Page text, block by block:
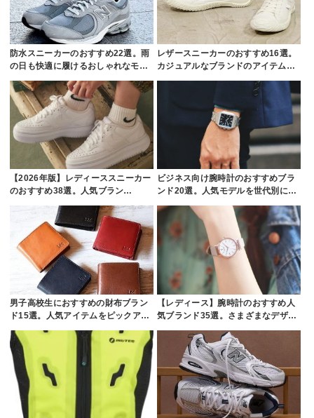
防水スニーカーのおすすめ22選。雨
の日も快適に履けるおしゃれなモ…
レザースニーカーのおすすめ16選。
カジュアルなブランドのアイテム…
【2026年版】レディーススニーカー
のおすすめ38選。人気ブラン…
ビジネス向け腕時計のおすすめブラ
ンド20選。人気モデルを世代別に…
男子高校生におすすめの財布ブラン
ド15選。人気アイテムをピックア…
【レディース】腕時計のおすすめ人
気ブランド35選。さまざまなデザ…